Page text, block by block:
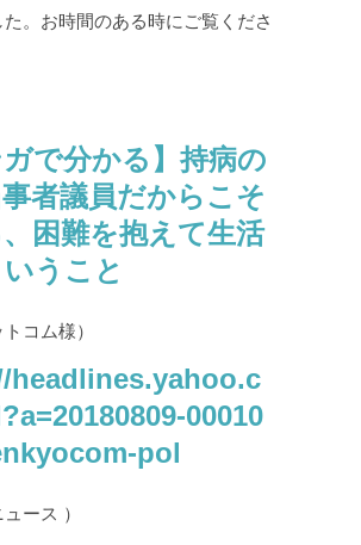
。お時間のある時にご覧くださ
ガで分かる】持病の
者議員だからこそ
困難を抱えて生活
うこと
コム様）
headlines.yahoo.c
00010
pol
ース ）